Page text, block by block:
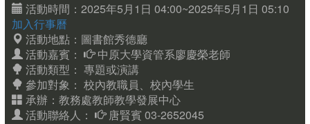
活動時間：2025年5月1日 04:00~2025年5月1日 05:10
加入行事曆
活動地點：圖書館秀德廳
活動嘉賓：
中原大學資管系廖慶榮老師
活動類型： 專題或演講
參加對象： 校內教職員、校內學生
承辦：教務處教師教學發展中心
活動聯絡人：
唐賢賓 03-2652045